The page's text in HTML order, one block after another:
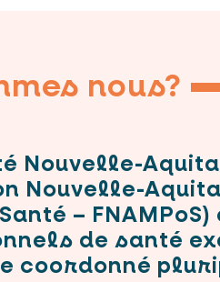
nous?
Nouvelle-
Nouvelle-
–
de santé
coordonné